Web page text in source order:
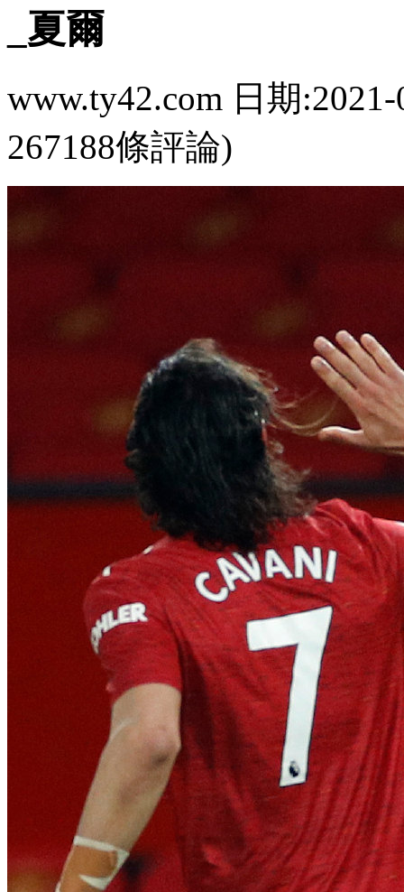
_夏爾
www.ty42.com 日期
267188條評論)